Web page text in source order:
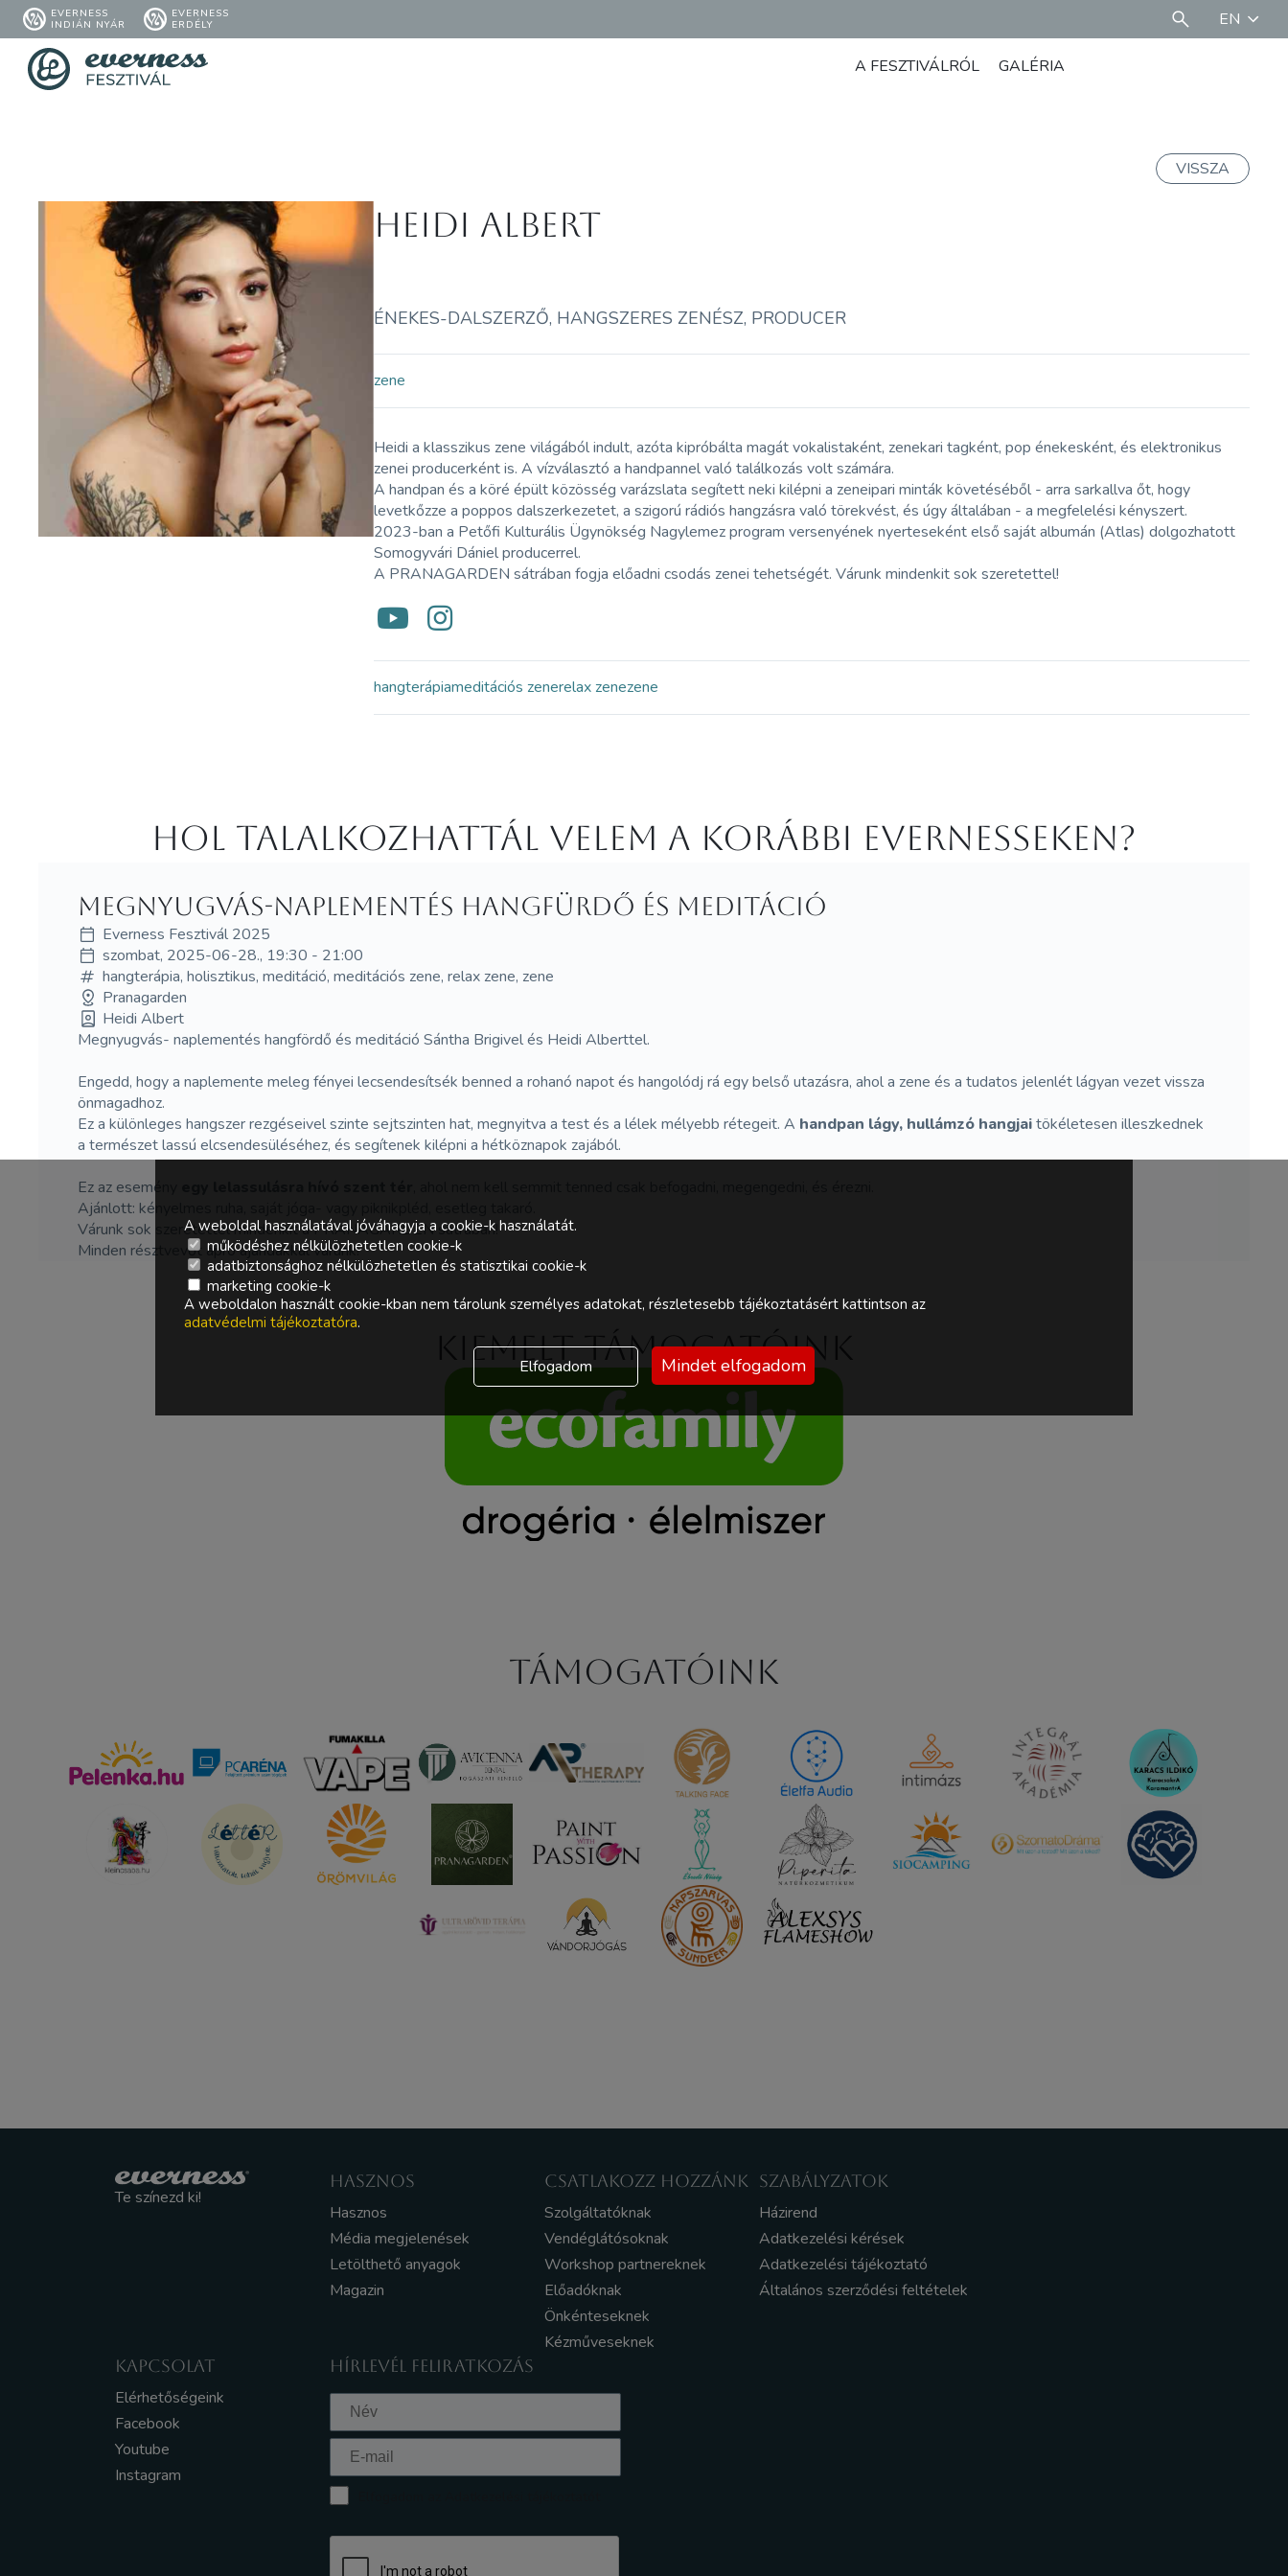
EVERNESS
INDIÁN NYÁR
EVERNESS
ERDÉLY
EN
A FESZTIVÁLRÓL GALÉRIA
VISSZA
Heidi Albert
ÉNEKES-DALSZERZŐ, HANGSZERES ZENÉSZ, PRODUCER
zene
Heidi a klasszikus zene világából indult, azóta kipróbálta magát vokalistaként, zenekari tagként, pop énekesként, és elektronikus
zenei producerként is. A vízválasztó a handpannel való találkozás volt számára.
A handpan és a köré épült közösség varázslata segített neki kilépni a zeneipari minták követéséből - arra sarkallva őt, hogy
levetkőzze a poppos dalszerkezetet, a szigorú rádiós hangzásra való törekvést, és úgy általában - a megfelelési kényszert.
2023-ban a Petőfi Kulturális Ügynökség Nagylemez program versenyének nyerteseként első saját albumán (Atlas) dolgozhatott
Somogyvári Dániel producerrel.
A PRANAGARDEN sátrában fogja előadni csodás zenei tehetségét. Várunk mindenkit sok szeretettel!
hangterápiameditációs zenerelax zenezene
Hol Talalkozhattál velem a korábbi Evernesseken?
Megnyugvás-naplementés hangfürdő és meditáció
Everness Fesztivál 2025
szombat, 2025-06-28., 19:30 - 21:00
hangterápia, holisztikus, meditáció, meditációs zene, relax zene, zene
Pranagarden
Heidi Albert
Megnyugvás- naplementés hangfördő és meditáció Sántha Brigivel és Heidi Alberttel.
Engedd, hogy a naplemente meleg fényei lecsendesítsék benned a rohanó napot és hangolódj rá egy belső utazásra, ahol a zene és a tudatos jelenlét lágyan vezet vissza
önmagadhoz.
Ez a különleges hangszer rezgéseivel szinte sejtszinten hat, megnyitva a test és a lélek mélyebb rétegeit. A handpan lágy, hullámzó hangjaitökéletesen illeszkednek
a természet lassú elcsendesüléséhez, és segítenek kilépni a hétköznapok zajából.
Ez az esemény
Ajánlott: kényelmes ruha, saját jóga- vagy piknikpléd, esetleg takaró.
Várunk sok szeretettel mindenkit a PRANAGARDEN sátrában!
Minden résztvevőt apró ajándákkal várunk!
Kiemelt támogatóink
Támogatóink
Te színezd ki!
HASZNOS
Hasznos
Média megjelenések
Letölthető anyagok
Magazin
CSATLAKOZZ HOZZÁNK
Szolgáltatóknak
Vendéglátósoknak
Workshop partnereknek
Előadóknak
Önkénteseknek
Kézműveseknek
SZABÁLYZATOK
Házirend
Adatkezelési kérések
Adatkezelési tájékoztató
Általános szerződési feltételek
KAPCSOLAT
Elérhetőségeink
Facebook
Youtube
Instagram
HÍRLEVÉL FELIRATKOZÁS
A weboldal használatával jóváhagyja a cookie-k használatát.
működéshez nélkülözhetetlen cookie-k
adatbiztonsághoz nélkülözhetetlen és statisztikai cookie-k
marketing cookie-k
A weboldalon használt cookie-kban nem tárolunk személyes adatokat, részletesebb tájékoztatásért kattintson az
adatvédelmi tájékoztatóra.
Elfogadom Mindet elfogadom